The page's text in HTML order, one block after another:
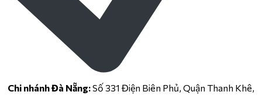
Chi nhánh Đà Nẵng:Số 331 Điện Biên Phủ, Quận Thanh Khê,